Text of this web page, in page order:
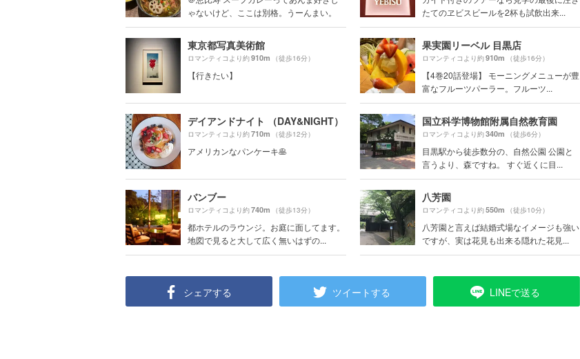
ゃないけど、ここは別格。うーんまい。
たてのヱビスビールを2杯も試飲出来...
東京都写真美術館
ロマンティコより約910m （徒歩16分）
【行きたい】
果実園リーベル 目黒店
ロマンティコより約910m （徒歩16分）
【4巻20話登場】 モーニングメニューが豊
富なフルーツパーラー。フルーツ...
デイアンドナイト （DAY&NIGHT）
ロマンティコより約710m （徒歩12分）
アメリカンなパンケーキ🥞
国立科学博物館附属自然教育園
ロマンティコより約340m （徒歩6分）
目黒駅から徒歩数分の、自然公園 公園と
言うより、森ですね。 すぐ近くに目...
バンブー
ロマンティコより約740m （徒歩13分）
都ホテルのラウンジ。お庭に面してます。
地図で見ると大して広く無いはずの...
八芳園
ロマンティコより約550m （徒歩10分）
八芳園と言えば結婚式場なイメージも強い
ですが、実は花見も出来る隠れた花見...
シェアする ツイートする LINEで送る